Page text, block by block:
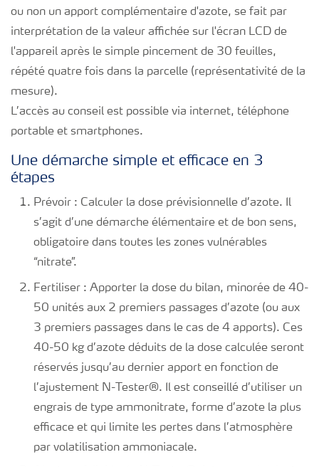
ou non un apport complémentaire d'azote, se fait par
interprétation de la valeur affichée sur l'écran LCD de
l'appareil après le simple pincement de 30 feuilles,
répété quatre fois dans la parcelle (représentativité de la
mesure).
L’accès au conseil est possible via internet, téléphone
portable et smartphones.
Une démarche simple et efficace en 3
étapes
Prévoir : Calculer la dose prévisionnelle d’azote. Il
s’agit d’une démarche élémentaire et de bon sens,
obligatoire dans toutes les zones vulnérables
“nitrate”.
Fertiliser : Apporter la dose du bilan, minorée de 40-
50 unités aux 2 premiers passages d’azote (ou aux
3 premiers passages dans le cas de 4 apports). Ces
40-50 kg d’azote déduits de la dose calculée seront
réservés jusqu’au dernier apport en fonction de
l’ajustement N-Tester®. Il est conseillé d’utiliser un
engrais de type ammonitrate, forme d’azote la plus
efficace et qui limite les pertes dans l’atmosphère
par volatilisation ammoniacale.